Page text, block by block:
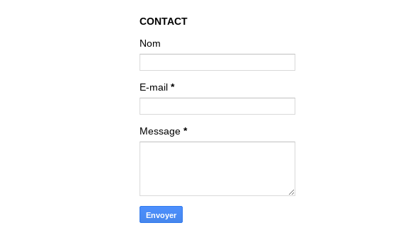
CONTACT
Nom
E-mail *
Message *